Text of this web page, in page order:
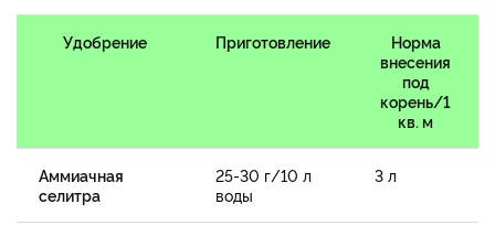
Удобрение Приготовление
Норма
внесения
под
корень/1
кв. м
Аммиачная
селитра
25-30 г/10 л
воды
3 л